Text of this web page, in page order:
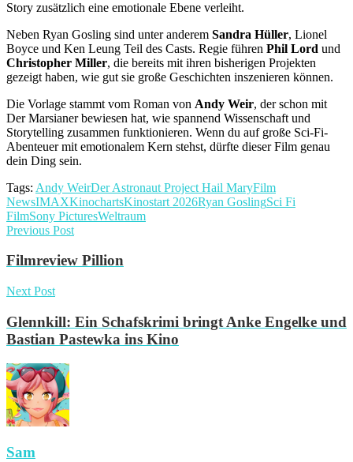
Story zusätzlich eine emotionale Ebene verleiht.
Neben Ryan Gosling sind unter anderem Sandra Hüller, Lionel
Boyce und Ken Leung Teil des Casts. Regie führen Phil Lord und
Christopher Miller, die bereits mit ihren bisherigen Projekten
gezeigt haben, wie gut sie große Geschichten inszenieren können.
Die Vorlage stammt vom Roman von Andy Weir, der schon mit
Der Marsianer bewiesen hat, wie spannend Wissenschaft und
Storytelling zusammen funktionieren. Wenn du auf große Sci-Fi-
Abenteuer mit emotionalem Kern stehst, dürfte dieser Film genau
dein Ding sein.
Tags: Andy WeirDer Astronaut Project Hail MaryFilm
NewsIMAXKinochartsKinostart 2026Ryan GoslingSci Fi
FilmSony PicturesWeltraum
Previous Post
Filmreview Pillion
Next Post
Glennkill: Ein Schafskrimi bringt Anke Engelke und
Bastian Pastewka ins Kino
Sam